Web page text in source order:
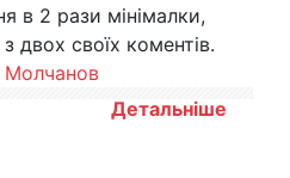
в 2 рази мінімалки,
двох своїх коментів.
Детальніше